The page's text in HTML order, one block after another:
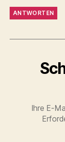
ANTWORTEN
Ihre E-